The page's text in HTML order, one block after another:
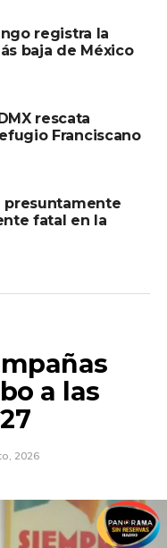
General de CCH
registra la
baja de México
rescata
Franciscano
presuntamente
fatal en la
a las
2026